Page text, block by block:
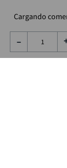
－
Cargando